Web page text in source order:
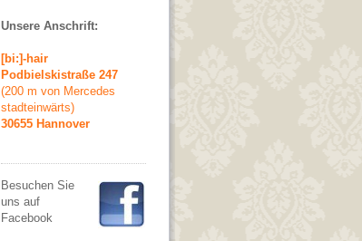
Unsere Anschrift:
[bi:]-hair
Podbielskistraße 247
(200 m von Mercedes
stadteinwärts)
30655 Hannover
Besuchen Sie
uns auf
Facebook